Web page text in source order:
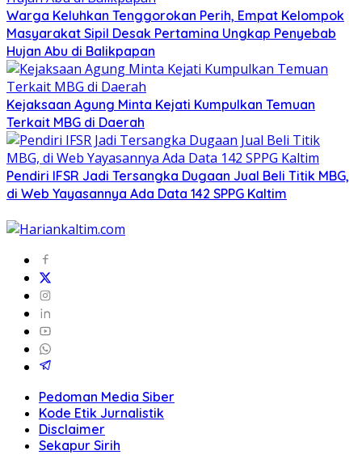
Warga Keluhkan Tenggorokan Perih, Empat Kelompok
Masyarakat Sipil Desak Pertamina Ungkap Penyebab
Hujan Abu di Balikpapan
Kejaksaan Agung Minta Kejati Kumpulkan Temuan
Terkait MBG di Daerah
Pendiri IFSR Jadi Tersangka Dugaan Jual Beli Titik MBG,
di Web Yayasannya Ada Data 142 SPPG Kaltim
Pedoman Media Siber
Kode Etik Jurnalistik
Disclaimer
Sekapur Sirih